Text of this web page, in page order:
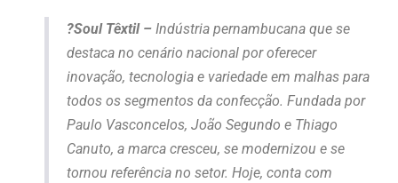
?Soul Têxtil – Indústria pernambucana que se
destaca no cenário nacional por oferecer
inovação, tecnologia e variedade em malhas para
todos os segmentos da confecção. Fundada por
Paulo Vasconcelos, João Segundo e Thiago
Canuto, a marca cresceu, se modernizou e se
tornou referência no setor. Hoje, conta com